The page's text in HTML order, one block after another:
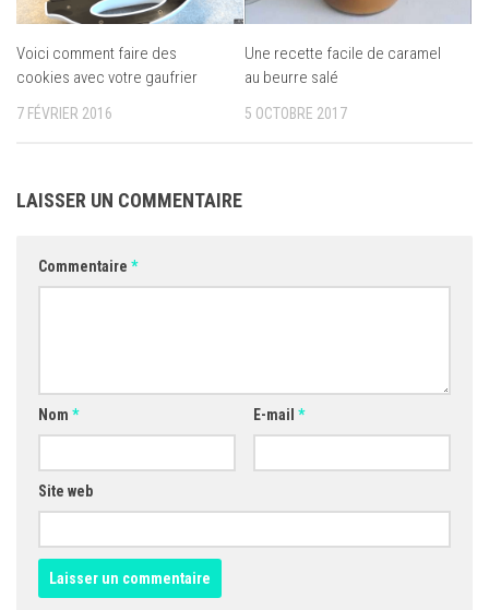
Voici comment faire des
cookies avec votre gaufrier
7 FÉVRIER 2016
Une recette facile de caramel
au beurre salé
5 OCTOBRE 2017
LAISSER UN COMMENTAIRE
Commentaire *
Nom * E-mail *
Site web